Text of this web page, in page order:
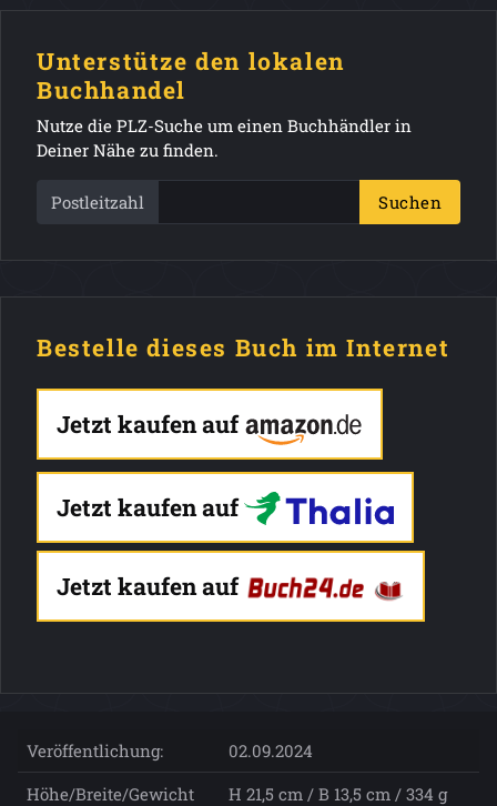
Unterstütze den lokalen
Buchhandel
Nutze die PLZ-Suche um einen Buchhändler in
Deiner Nähe zu finden.
Postleitzahl Suchen
Bestelle dieses Buch im Internet
Jetzt kaufen auf
Jetzt kaufen auf
Jetzt kaufen auf
Veröffentlichung:
02.09.2024
Höhe/Breite/Gewicht
H 21,5 cm / B 13,5 cm / 334 g